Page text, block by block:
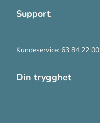
Support
Kundeservice: 63 84 22 00
Din trygghet